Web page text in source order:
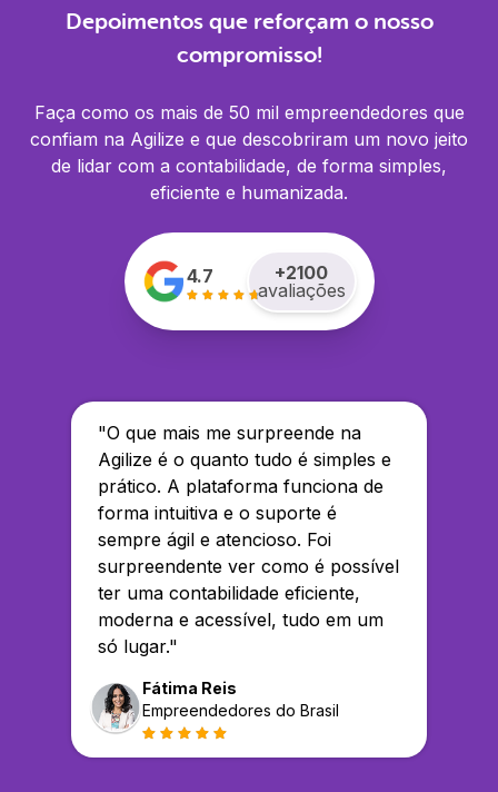
Depoimentos que reforçam o nosso
compromisso!
Faça como os mais de 50 mil empreendedores que
confiam na Agilize e que descobriram um novo jeito
de lidar com a contabilidade, de forma simples,
eficiente e humanizada.
4.7 +2100
avaliações
"O que mais me surpreende na
Agilize é o quanto tudo é simples e
prático. A plataforma funciona de
forma intuitiva e o suporte é
sempre ágil e atencioso. Foi
surpreendente ver como é possível
ter uma contabilidade eficiente,
moderna e acessível, tudo em um
só lugar."
Fátima Reis
Empreendedores do Brasil